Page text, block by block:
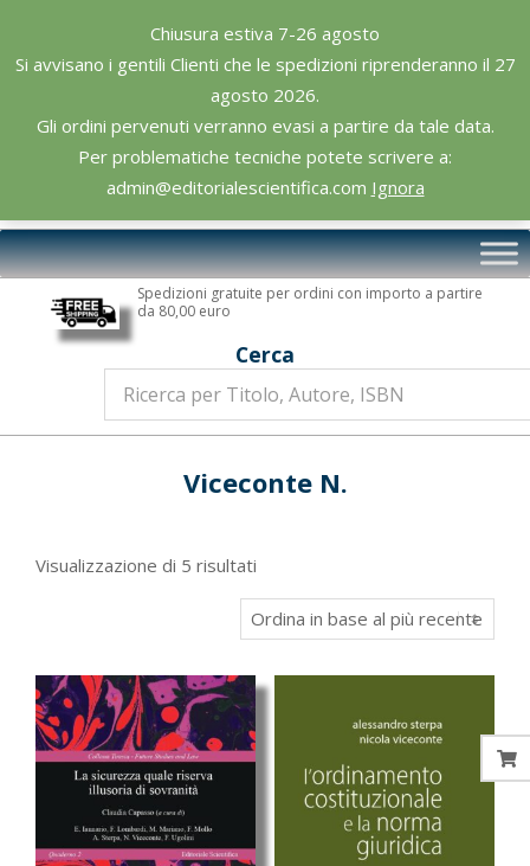
Chiusura estiva 7-26 agosto
Si avvisano i gentili Clienti che le spedizioni riprenderanno il 27
agosto 2026.
Gli ordini pervenuti verranno evasi a partire da tale data.
Per problematiche tecniche potete scrivere a:
admin@editorialescientifica.com Ignora
content
Editoriale
Scientifica
Primary
Navigation
Spedizioni gratuite per ordini con importo a partire
da 80,00 euro
Cerca
Viceconte N.
Visualizzazione di 5 risultati
in
base
più